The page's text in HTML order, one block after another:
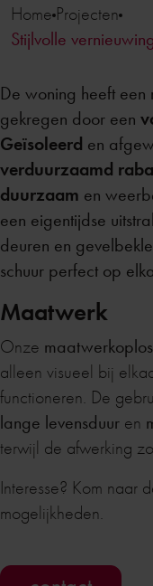
Home Projecten
Stijlvolle
De woning heeft een
gekregen door een
Geïsoleerd en
verduurzaamd
duurzaam en
een eigentijdse
deuren en
schuur perfect op
Maatwerk
Onze
alleen visueel bij
functioneren. De
lange levensduur en
terwijl de afwerking
Interesse? Kom naar
mogelijkheden.